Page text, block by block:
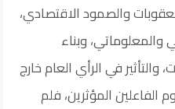
والصمود الاقتصادي،
والمعلوماتي، وبناء
في الرأي العام خارج
المؤثرين، فلم